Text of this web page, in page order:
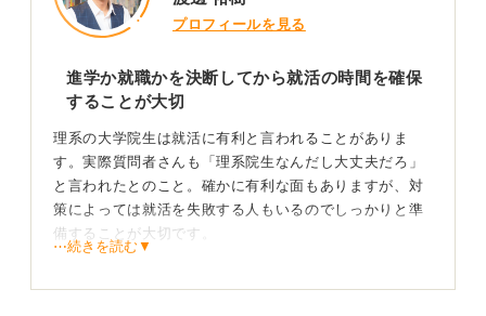
プロフィールを見る
進学か就職かを決断してから就活の時間を確保
することが大切
理系の大学院生は就活に有利と言われることがありま
す。実際質問者さんも「理系院生なんだし大丈夫だろ」
と言われたとのこと。確かに有利な面もありますが、対
策によっては就活を失敗する人もいるのでしっかりと準
備することが大切です。
わからないのですが、修士課程だということで進めてい
⋯続きを読む▼